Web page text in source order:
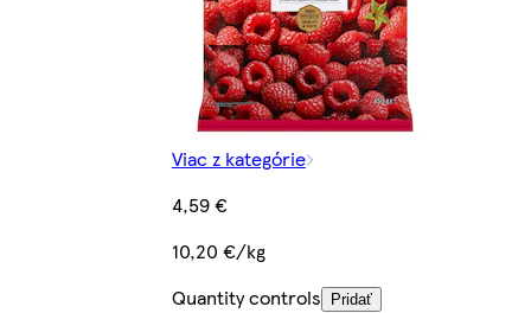
Viac z kategórie
4,59 €
10,20 €/kg
Quantity controls
Pridať